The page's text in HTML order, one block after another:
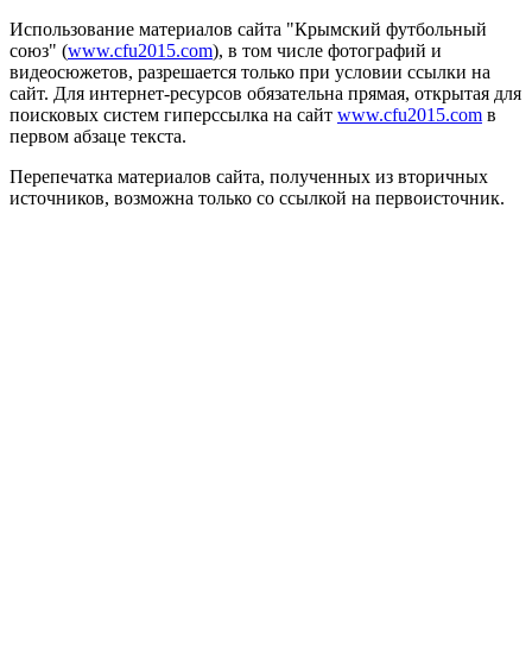
Использование материалов сайта "Крымский футбольный
союз" (www.cfu2015.com), в том числе фотографий и
видеосюжетов, разрешается только при условии ссылки на
сайт. Для интернет-ресурсов обязательна прямая, открытая для
поисковых систем гиперссылка на сайт www.cfu2015.com в
первом абзаце текста.
Перепечатка материалов сайта, полученных из вторичных
источников, возможна только со ссылкой на первоисточник.